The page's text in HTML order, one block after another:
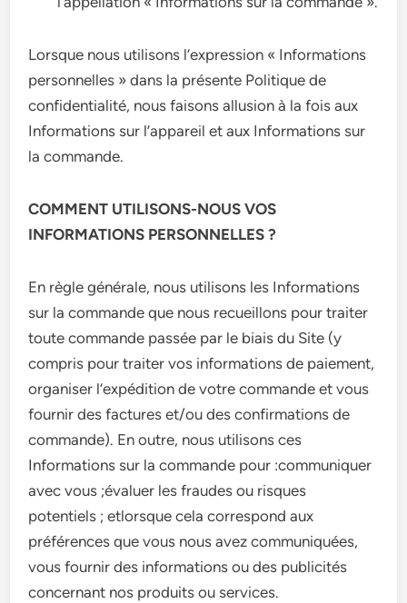
Lorsque nous utilisons l’expression « Informations
personnelles » dans la présente Politique de
confidentialité, nous faisons allusion à la fois aux
Informations sur l’appareil et aux Informations sur
la commande.
COMMENT UTILISONS-NOUS VOS
INFORMATIONS PERSONNELLES ?
En règle générale, nous utilisons les Informations
sur la commande que nous recueillons pour traiter
toute commande passée par le biais du Site (y
compris pour traiter vos informations de paiement,
organiser l’expédition de votre commande et vous
fournir des factures et/ou des confirmations de
commande). En outre, nous utilisons ces
Informations sur la commande pour :communiquer
avec vous ;évaluer les fraudes ou risques
potentiels ; etlorsque cela correspond aux
préférences que vous nous avez communiquées,
vous fournir des informations ou des publicités
concernant nos produits ou services.